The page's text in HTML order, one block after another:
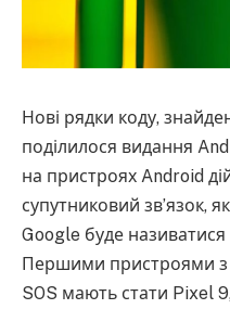
Нові рядки коду,
поділилося видання
на пристроях Android
супутниковий зв’язок,
Google буде
Першими пристроями
SOS мають стати Pixel